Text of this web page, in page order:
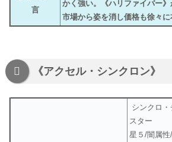
言
かく強い。《ハリファイバー
市場から姿を消し価格も徐々に
《アクセル・シンクロン》
シンクロ
スター
星５/闇属